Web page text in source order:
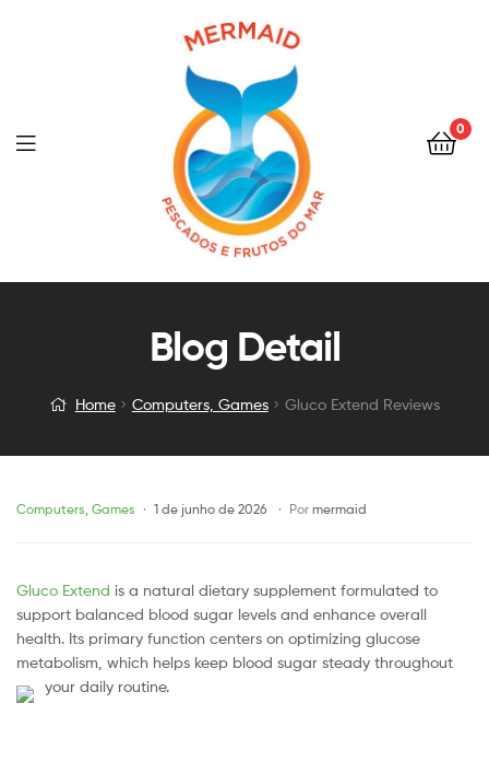
0
Menu
Gluco
Extend
Blog Detail
Home Computers, Games Gluco Extend Reviews
Categories
Computers, Games 1 de junho de 2026 Por mermaid
Gluco Extend is a natural dietary supplement formulated to
support balanced blood sugar levels and enhance overall
health. Its primary function centers on optimizing glucose
metabolism, which helps keep blood sugar steady throughout
your daily routine.